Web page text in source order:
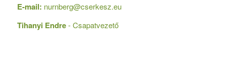
E-mail: nurnberg@cserkesz.eu
Tihanyi Endre- Csapatvezető